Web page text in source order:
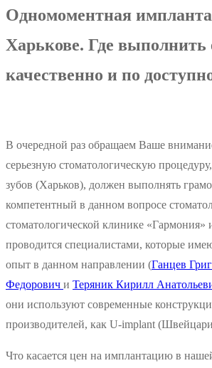
Одномоментная
Харькове. Где выполнить
качественно и по
В очередной раз обращаем Ваше
серьезную стоматологическую
зубов (Харьков), должен выполнять
компетентный в данном вопросе
стоматологической клинике «Гармония»
проводится специалистами, которые
опыт в данном направлении (Ганцев
Федорович и Теряник Кирилл
они используют современные
производителей, как U-implant
Что касается цен на имплантацию в